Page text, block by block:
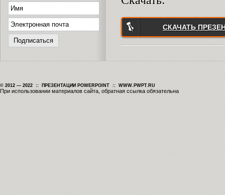
СКАЧАТЬ
© 2012 — 2022 :: ПРЕЗЕНТАЦИИ POWERPOINT :: WWW.PWPT.RU
При использовании материалов сайта, обратная ссылка обязательна